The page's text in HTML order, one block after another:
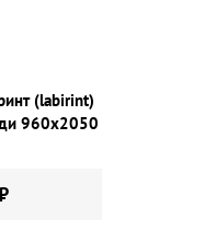
(labirint)
960х2050